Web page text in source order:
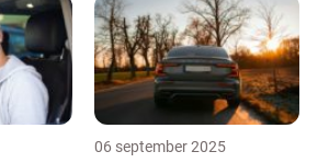
06 september 2025